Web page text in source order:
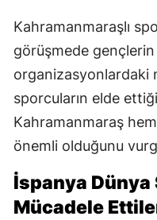
Kahramanmaraşlı
görüşmede gençlerin
organizasyonlardaki
sporcuların elde
Kahramanmaraş
önemli olduğunu
İspanya Dünya
Mücadele